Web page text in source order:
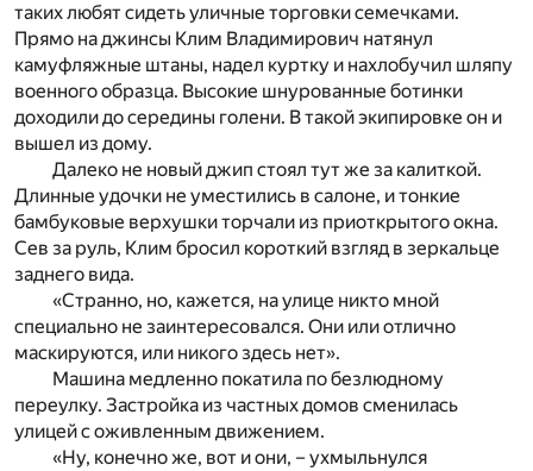
таких любят сидеть уличные торговки семечками.
Прямо на джинсы Клим Владимирович натянул
камуфляжные штаны, надел куртку и нахлобучил шляпу
военного образца. Высокие шнурованные ботинки
доходили до середины голени. В такой экипировке он и
вышел из дому.
Далеко не новый джип стоял тут же за калиткой.
Длинные удочки не уместились в салоне, и тонкие
бамбуковые верхушки торчали из приоткрытого окна.
Сев за руль, Клим бросил короткий взгляд в зеркальце
заднего вида.
«Странно, но, кажется, на улице никто мной
специально не заинтересовался. Они или отлично
маскируются, или никого здесь нет».
Машина медленно покатила по безлюдному
переулку. Застройка из частных домов сменилась
улицей с оживленным движением.
«Ну, конечно же, вот и они, – ухмыльнулся